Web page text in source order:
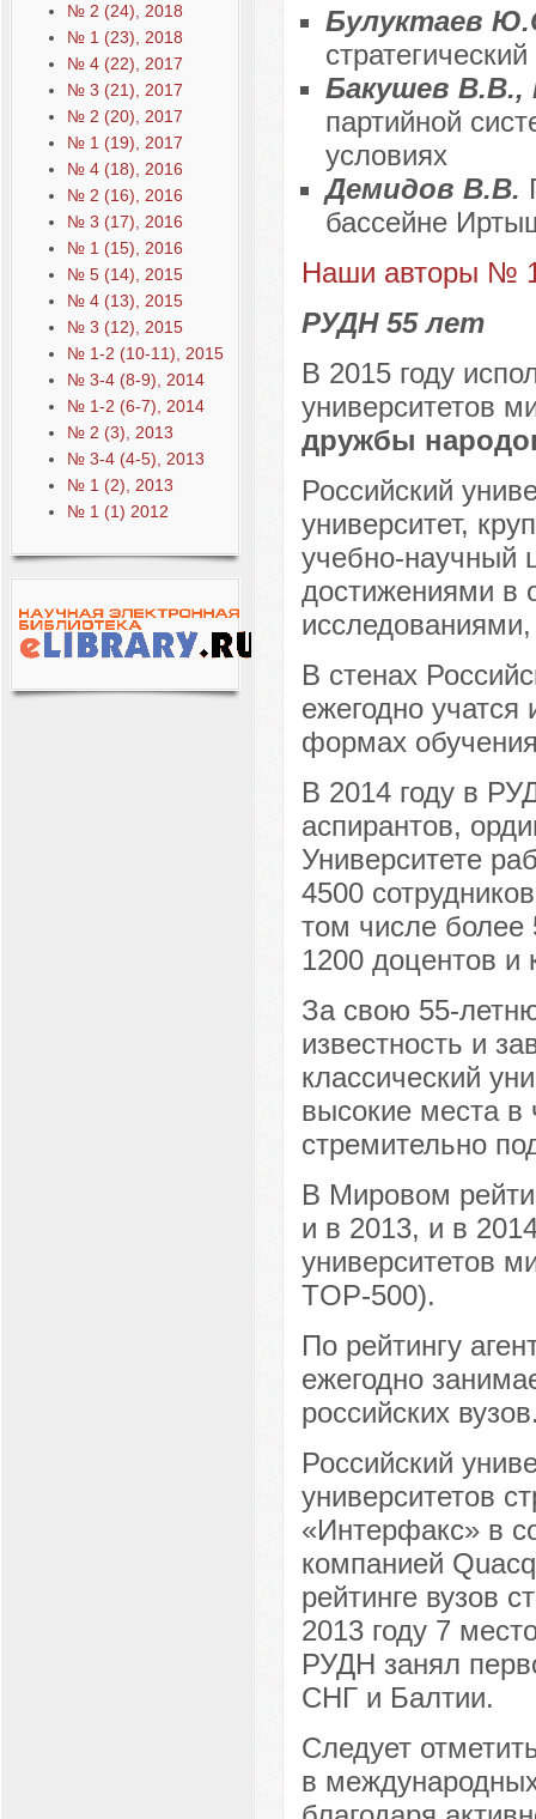
№ 2 (24), 2018
№ 1 (23), 2018
№ 4 (22), 2017
№ 3 (21), 2017
№ 2 (20), 2017
№ 1 (19), 2017
№ 4 (18), 2016
№ 2 (16), 2016
№ 3 (17), 2016
№ 1 (15), 2016
№ 5 (14), 2015
№ 4 (13), 2015
№ 3 (12), 2015
№ 1-2 (10-11), 2015
№ 3-4 (8-9), 2014
№ 1-2 (6-7), 2014
№ 2 (3), 2013
№ 3-4 (4-5), 2013
№ 1 (2), 2013
№ 1 (1) 2012
Булуктаев
Бакушев
партийной
условиях
Демидов В.В.
бассейне
Наши авторы №
РУДН 55 лет
В 2015 году
университетов
дружбы
Российский
университет,
учебно-научный
достижениями в
В стенах
ежегодно учатся
формах
В 2014 году в
аспирантов,
Университете
4500
том числе более
1200 доцентов и
За свою 55-
известность и
классический
высокие места в
стремительно
В Мировом
и в 2013, и в
университетов
TOP-500).
По рейтингу
ежегодно
российских
Российский
университетов
«Интерфакс» в
компанией
рейтинге вузов
2013 году 7
РУДН занял
СНГ и Балтии.
Следует
в